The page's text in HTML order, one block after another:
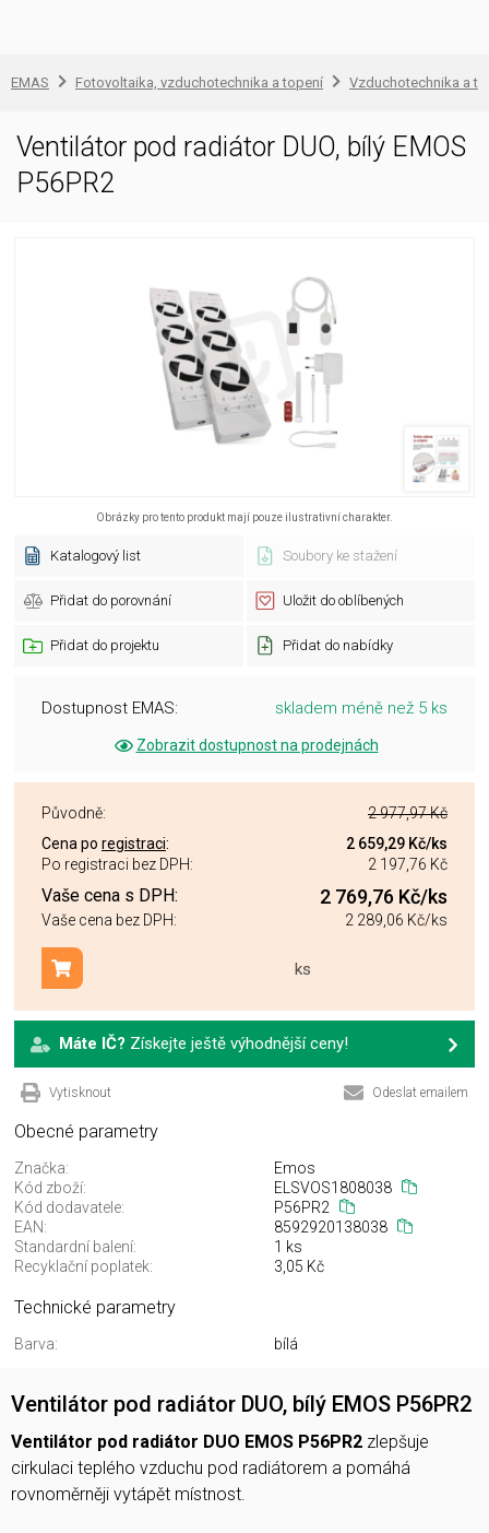
EMAS Fotovoltaika, vzduchotechnika a topení Vzduchotechnika a
Ventilátor pod radiátor DUO, bílý EMOS
P56PR2
Obrázky pro tento produkt mají pouze ilustrativní charakter.
Katalogový list Soubory ke stažení
Přidat do porovnání Uložit do oblíbených
Přidat do projektu Přidat do nabídky
Dostupnost EMAS: skladem méně než 5 ks
Zobrazit dostupnost na prodejnách
Původně:
2 977,97 Kč
Cena po registraci: 2 659,29 Kč/ks
Po registraci bez DPH:
2 197,76 Kč
Vaše cena s DPH: 2 769,76 Kč/ks
Vaše cena bez DPH: 2 289,06 Kč/ks
ks
Přidat do košíku
Máte IČ? Získejte ještě výhodnější ceny!
Vytisknout Odeslat emailem
Obecné parametry
Značka:
Emos
Kód zboží:
ELSVOS1808038
Kód dodavatele:
P56PR2
EAN:
8592920138038
Standardní balení:
1 ks
Recyklační poplatek:
3,05 Kč
Technické parametry
Barva: bílá
Ventilátor pod radiátor DUO, bílý EMOS P56PR2
Ventilátor pod radiátor DUO EMOS P56PR2 zlepšuje
cirkulaci teplého vzduchu pod radiátorem a pomáhá
rovnoměrněji vytápět místnost.